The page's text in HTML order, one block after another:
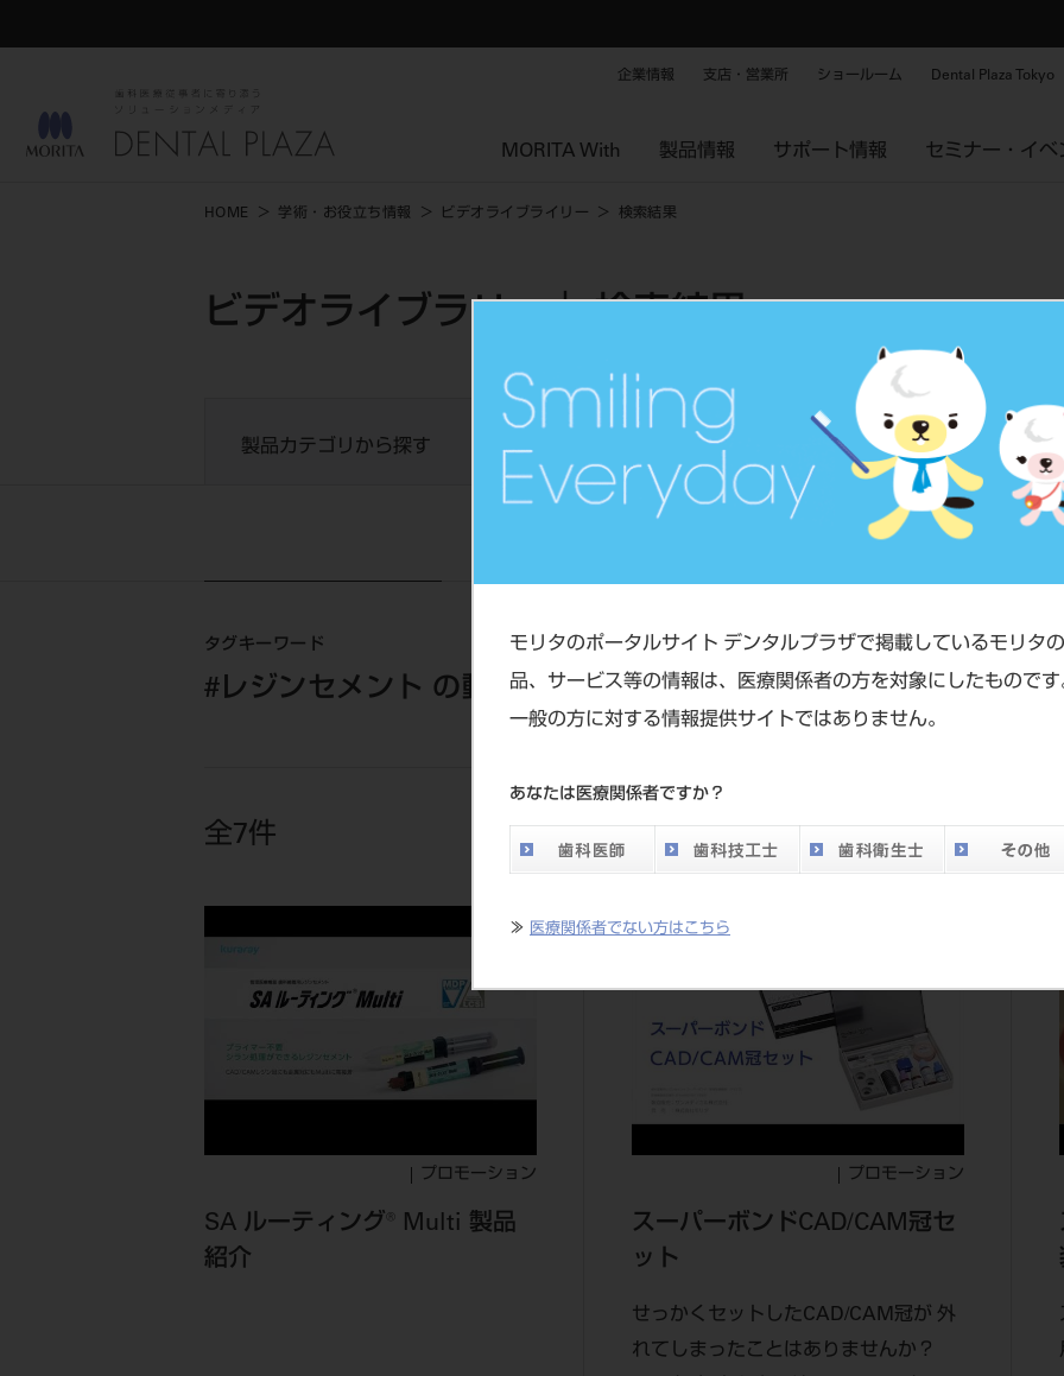
モリタのポータルサイト デンタルプラザで掲載しているモリタ
品、サービス等の情報は、医療関係者の方を対象にしたものです
一般の方に対する情報提供サイトではありません。
あなたは医療関係者ですか？
≫ 医療関係者でない方はこちら
企業情報 支店・営業所 ショールーム Dental Plaza Tokyo
MORITA With 製品情報 サポート情報 セミナー・イベ
HOME 学術・お役立ち情報 ビデオライブライリー 検索結果
ビデオライブラリー｜ 検索結果
製品カテゴリから探す タグから探す
タグキーワード
#レジンセメント の動画一覧
全7件
プロモーション
SA ルーティング® Multi 製品
紹介
プロモーション
スーパーボンドCAD/CAM冠セ
ット
せっかくセットしたCAD/CAM冠が 外
れてしまったことはありませんか？